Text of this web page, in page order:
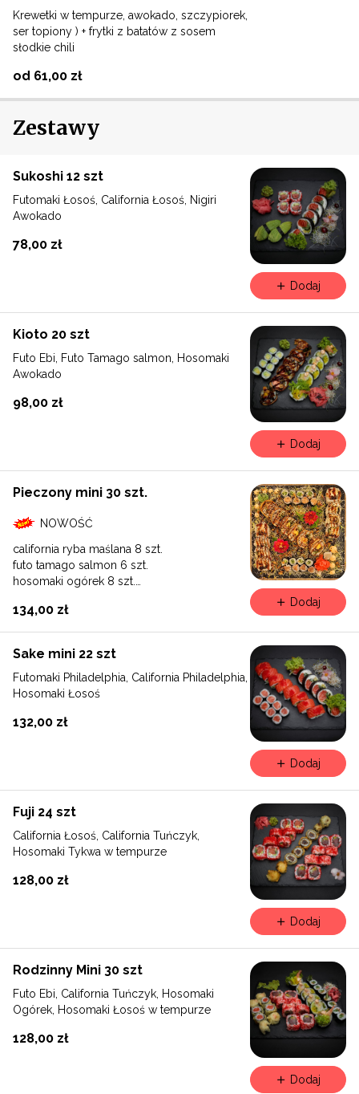
Krewetki w tempurze, awokado, szczypiorek,
ser topiony ) + frytki z batatów z sosem
słodkie chili
od 61,00 zł
Zestawy
Sukoshi 12 szt
Futomaki Łosoś, California Łosoś, Nigiri
Awokado
78,00 zł
Dodaj
Kioto 20 szt
Futo Ebi, Futo Tamago salmon, Hosomaki
Awokado
98,00 zł
Dodaj
Pieczony mini 30 szt.
NOWOŚĆ
california ryba maślana 8 szt.
futo tamago salmon 6 szt.
hosomaki ogórek 8 szt.
134,00 zł
Dodaj
Sake mini 22 szt
Futomaki Philadelphia, California Philadelphia,
Hosomaki Łosoś
132,00 zł
Dodaj
Fuji 24 szt
California Łosoś, California Tuńczyk,
Hosomaki Tykwa w tempurze
128,00 zł
Dodaj
Rodzinny Mini 30 szt
Futo Ebi, California Tuńczyk, Hosomaki
Ogórek, Hosomaki Łosoś w tempurze
128,00 zł
Dodaj